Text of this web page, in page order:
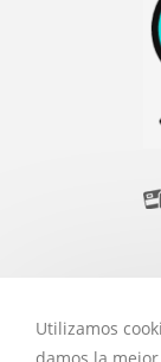
Utilizamos